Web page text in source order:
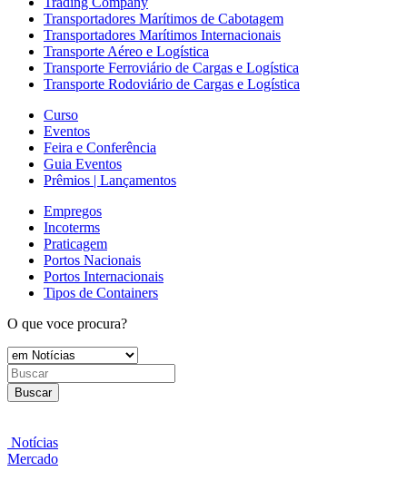
Transportadores Marítimos de Cabotagem
Transportadores Marítimos Internacionais
Transporte Aéreo e Logística
Transporte Ferroviário de Cargas e Logística
Transporte Rodoviário de Cargas e Logística
Curso
Eventos
Feira e Conferência
Guia Eventos
Prêmios | Lançamentos
Empregos
Incoterms
Praticagem
Portos Nacionais
Portos Internacionais
Tipos de Containers
O que voce procura?
Buscar
Notícias
Mercado